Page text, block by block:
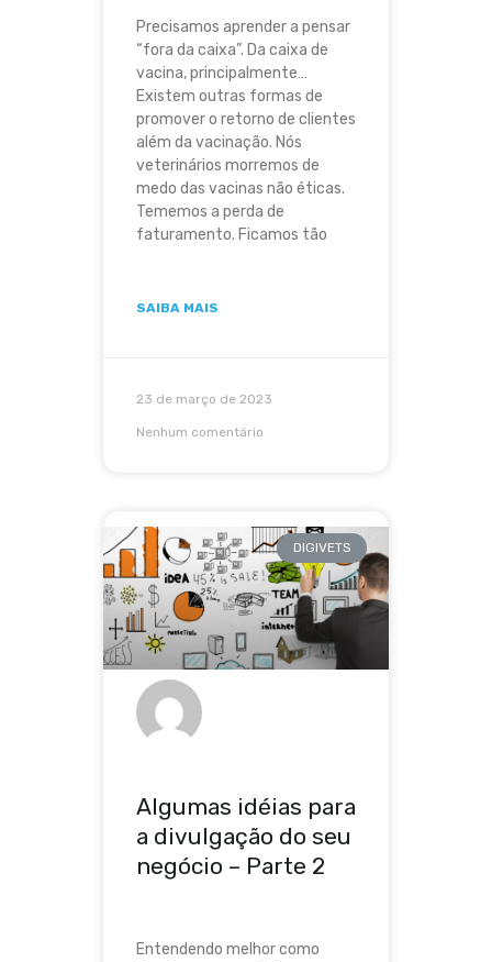
Precisamos aprender a pensar
“fora da caixa”. Da caixa de
vacina, principalmente…
Existem outras formas de
promover o retorno de clientes
além da vacinação. Nós
veterinários morremos de
medo das vacinas não éticas.
Tememos a perda de
faturamento. Ficamos tão
SAIBA MAIS
23 de março de 2023
Nenhum comentário
DIGIVETS
Algumas idéias para
a divulgação do seu
negócio – Parte 2
Entendendo melhor como